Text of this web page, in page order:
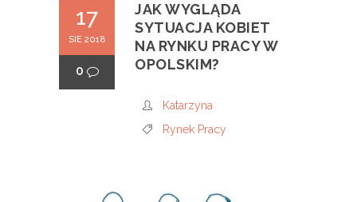
17
SIE 2018
0
JAK WYGLĄDA
SYTUACJA KOBIET
NA RYNKU PRACY W
OPOLSKIM?
Katarzyna
Rynek Pracy